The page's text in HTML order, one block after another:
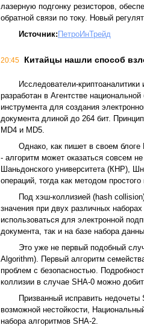
лазерную подгонку резисторов,
обратной связи по току. Новый
Источник:ПетроИнТрейд
20:45 Китайцы нашли способ
Исследователи-
разработан в Агентстве
инструмента для создания
документа длиной до 264 бит.
MD4 и MD5.
Однако, как пишет в своем
- алгоритм может оказаться совсем
Шаньдонского университета (КНР),
операций, тогда как методом
Под хэш-коллизией (hash
значения при двух различных
использоваться для электронной
документа, так и на базе набора
Это уже не первый подобный
Algorithm). Первый алгоритм
проблем с безопасностью.
коллизии в случае SHA-0 можно
Призванный исправить
возможной нестойкости,
набора алгоритмов SHA-2.